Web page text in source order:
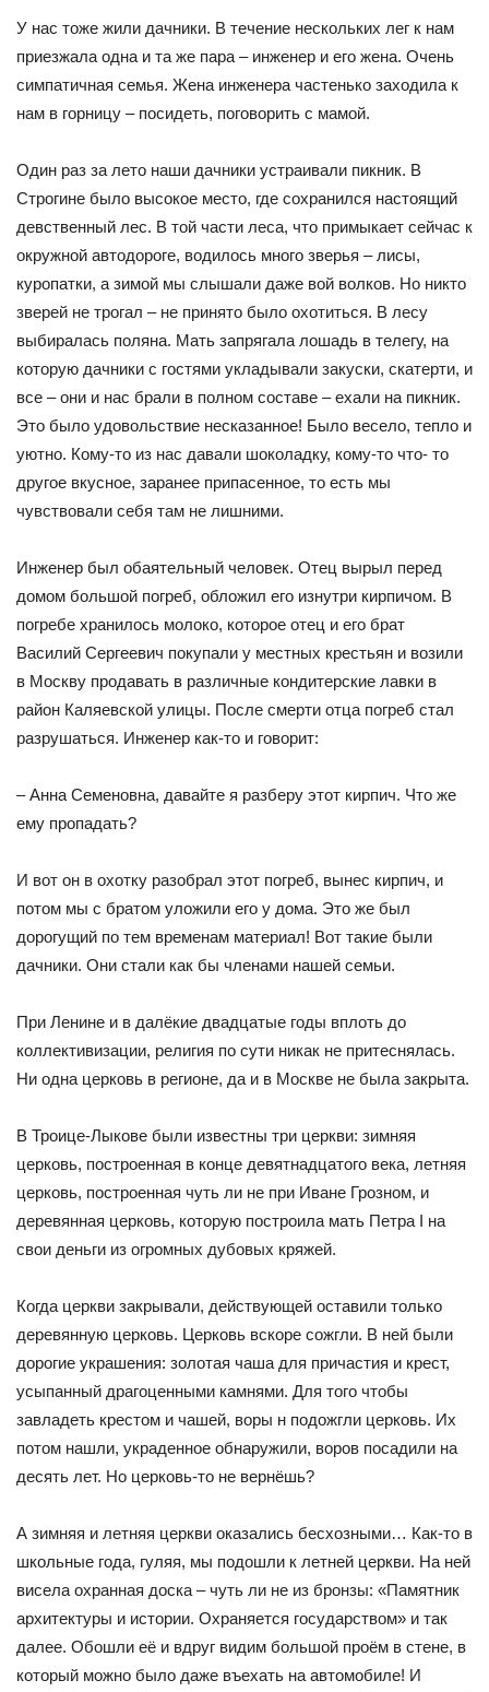
У нас тоже жили дачники. В течение нескольких лег к нам
приезжала одна и та же пара – инженер и его жена. Очень
симпатичная семья. Жена инженера частенько заходила к
нам в горницу – посидеть, поговорить с мамой.
Один раз за лето наши дачники устраивали пикник. В
Строгине было высокое место, где сохранился настоящий
девственный лес. В той части леса, что примыкает сейчас к
окружной автодороге, водилось много зверья – лисы,
куропатки, а зимой мы слышали даже вой волков. Но никто
зверей не трогал – не принято было охотиться. В лесу
выбиралась поляна. Мать запрягала лошадь в телегу, на
которую дачники с гостями укладывали закуски, скатерти, и
все – они и нас брали в полном составе – ехали на пикник.
Это было удовольствие несказанное! Было весело, тепло и
уютно. Кому-то из нас давали шоколадку, кому-то что- то
другое вкусное, заранее припасенное, то есть мы
чувствовали себя там не лишними.
Инженер был обаятельный человек. Отец вырыл перед
домом большой погреб, обложил его изнутри кирпичом. В
погребе хранилось молоко, которое отец и его брат
Василий Сергеевич покупали у местных крестьян и возили
в Москву продавать в различные кондитерские лавки в
район Каляевской улицы. После смерти отца погреб стал
разрушаться. Инженер как-то и говорит:
– Анна Семеновна, давайте я разберу этот кирпич. Что же
ему пропадать?
И вот он в охотку разобрал этот погреб, вынес кирпич, и
потом мы с братом уложили его у дома. Это же был
дорогущий по тем временам материал! Вот такие были
дачники. Они стали как бы членами нашей семьи.
При Ленине и в далёкие двадцатые годы вплоть до
коллективизации, религия по сути никак не притеснялась.
Ни одна церковь в регионе, да и в Москве не была закрыта.
В Троице-Лыкове были известны три церкви: зимняя
церковь, построенная в конце девятнадцатого века, летняя
церковь, построенная чуть ли не при Иване Грозном, и
деревянная церковь, которую построила мать Петра I на
свои деньги из огромных дубовых кряжей.
Когда церкви закрывали, действующей оставили только
деревянную церковь. Церковь вскоре сожгли. В ней были
дорогие украшения: золотая чаша для причастия и крест,
усыпанный драгоценными камнями. Для того чтобы
завладеть крестом и чашей, воры н подожгли церковь. Их
потом нашли, украденное обнаружили, воров посадили на
десять лет. Но церковь-то не вернёшь?
А зимняя и летняя церкви оказались бесхозными… Как-то в
школьные года, гуляя, мы подошли к летней церкви. На ней
висела охранная доска – чуть ли не из бронзы: «Памятник
архитектуры и истории. Охраняется государством» и так
далее. Обошли её и вдруг видим большой проём в стене, в
который можно было даже въехать на автомобиле! И